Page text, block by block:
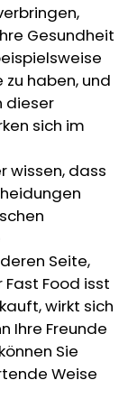
Gesundheit
haben, und
dieser
sich im
wissen, dass
Seite,
Food isst
wirkt sich
Ihre Freunde
Sie
Weise